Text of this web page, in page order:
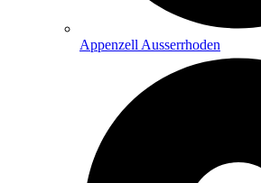
Appenzell Ausserrhoden